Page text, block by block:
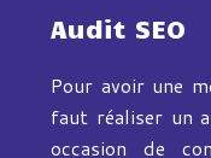
Audit SEO
Pour avoir une
faut réaliser un
occasion de